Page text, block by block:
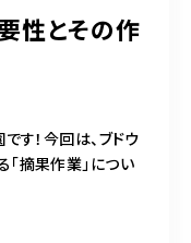
性とその作
す！今回は、ブドウ
摘果作業」につい